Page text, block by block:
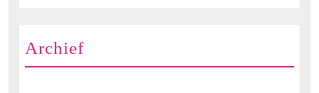
Archief